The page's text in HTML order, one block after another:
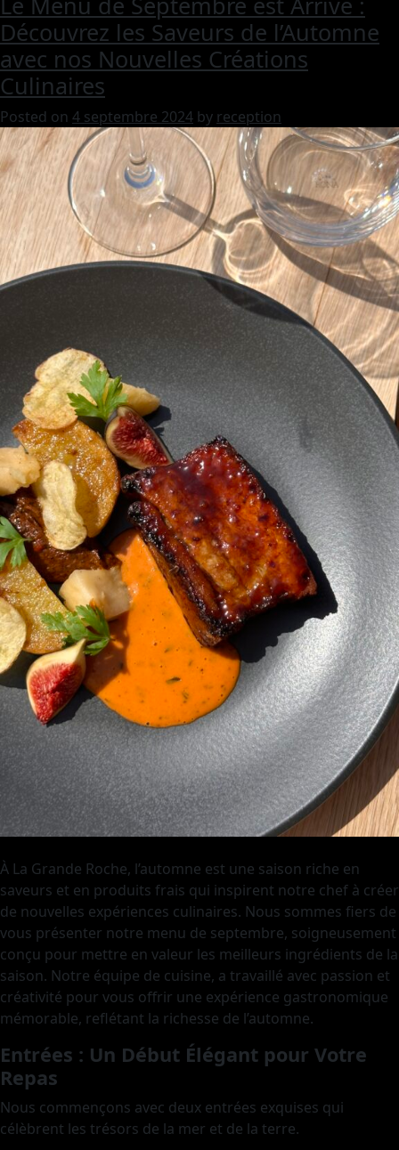
Découvrez les Saveurs de l’Automne
avec nos Nouvelles Créations
Culinaires
Posted on 4 septembre 2024 by reception
À La Grande Roche, l’automne est une saison riche en
saveurs et en produits frais qui inspirent notre chef à créer
de nouvelles expériences culinaires. Nous sommes fiers de
vous présenter notre menu de septembre, soigneusement
conçu pour mettre en valeur les meilleurs ingrédients de la
saison. Notre équipe de cuisine, a travaillé avec passion et
créativité pour vous offrir une expérience gastronomique
mémorable, reflétant la richesse de l’automne.
Entrées : Un Début Élégant pour Votre
Repas
Nous commençons avec deux entrées exquises qui
célèbrent les trésors de la mer et de la terre.